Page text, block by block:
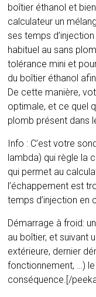
boîtier éthanol et
calculateur un
ses temps
habituel au sans
tolérance mini et
du boîtier éthanol
De cette manière,
optimale, et ce quel
plomb présent dans
Info : C’est votre
lambda) qui règle la
qui permet au
l’échappement est
temps d’injection en
Démarrage à froid:
au boîtier, et suivant
extérieure, dernier
fonctionnement, …)
conséquence.[/